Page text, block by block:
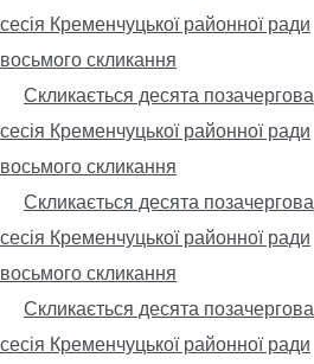
сесія Кременчуцької районної ради
восьмого скликання
Скликається десята позачергова
сесія Кременчуцької районної ради
восьмого скликання
Скликається десята позачергова
сесія Кременчуцької районної ради
восьмого скликання
Скликається десята позачергова
сесія Кременчуцької районної ради